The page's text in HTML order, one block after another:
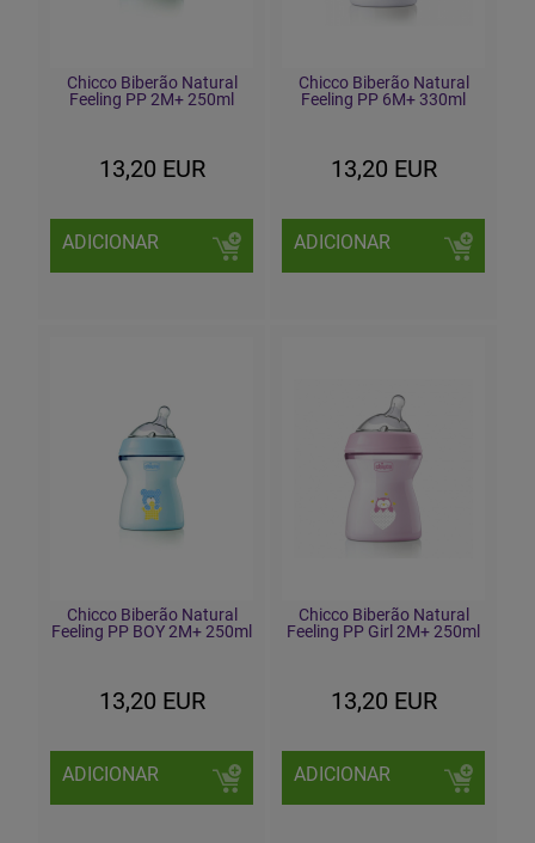
Chicco Biberão Natural
Feeling PP 2M+ 250ml
13,20 EUR
ADICIONAR
Chicco Biberão Natural
Feeling PP 6M+ 330ml
13,20 EUR
ADICIONAR
Chicco Biberão Natural
Feeling PP BOY 2M+ 250ml
13,20 EUR
ADICIONAR
Chicco Biberão Natural
Feeling PP Girl 2M+ 250ml
13,20 EUR
ADICIONAR